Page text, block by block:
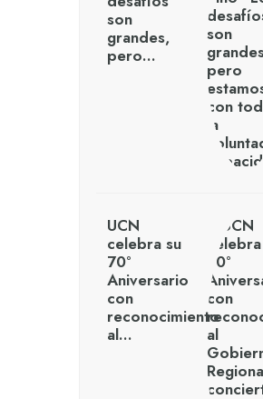
son
grandes,
pero…
UCN
celebra su
70°
Aniversario
con
reconocimiento
al…